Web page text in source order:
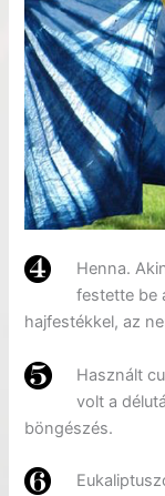
Henna.
festette be
hajfestékkel, az
Használt
volt a
böngészés.